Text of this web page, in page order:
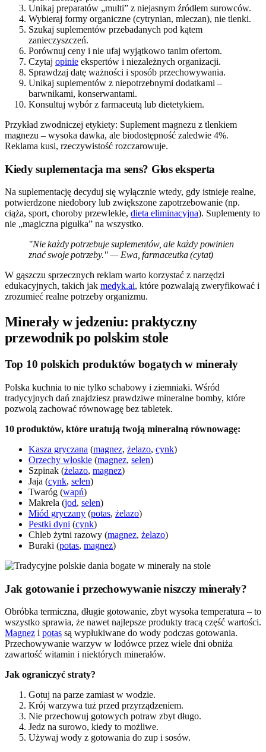
Unikaj preparatów „multi” z niejasnym źródłem surowców.
Wybieraj formy organiczne (cytrynian, mleczan), nie tlenki.
Szukaj suplementów przebadanych pod kątem
zanieczyszczeń.
Porównuj ceny i nie ufaj wyjątkowo tanim ofertom.
Czytaj opinie ekspertów i niezależnych organizacji.
Sprawdzaj datę ważności i sposób przechowywania.
Unikaj suplementów z niepotrzebnymi dodatkami –
barwnikami, konserwantami.
Konsultuj wybór z farmaceutą lub dietetykiem.
Przykład zwodniczej etykiety: Suplement magnezu z tlenkiem
magnezu – wysoka dawka, ale biodostępność zaledwie 4%.
Reklama kusi, rzeczywistość rozczarowuje.
Kiedy suplementacja ma sens? Głos eksperta
Na suplementację decyduj się wyłącznie wtedy, gdy istnieje realne,
potwierdzone niedobory lub zwiększone zapotrzebowanie (np.
ciąża, sport, choroby przewlekłe, dieta eliminacyjna). Suplementy to
nie „magiczna pigułka” na wszystko.
"Nie każdy potrzebuje suplementów, ale każdy powinien
znać swoje potrzeby." — Ewa, farmaceutka (cytat)
W gąszczu sprzecznych reklam warto korzystać z narzędzi
edukacyjnych, takich jak medyk.ai, które pozwalają zweryfikować i
zrozumieć realne potrzeby organizmu.
Minerały w jedzeniu: praktyczny
przewodnik po polskim stole
Top 10 polskich produktów bogatych w minerały
Polska kuchnia to nie tylko schabowy i ziemniaki. Wśród
tradycyjnych dań znajdziesz prawdziwe mineralne bomby, które
pozwolą zachować równowagę bez tabletek.
10 produktów, które uratują twoją mineralną równowagę:
Kasza gryczana (magnez, żelazo, cynk)
Orzechy włoskie (magnez, selen)
Szpinak (żelazo, magnez)
Jaja (cynk, selen)
Twaróg (wapń)
Makrela (jod, selen)
Miód gryczany (potas, żelazo)
Pestki dyni (cynk)
Chleb żytni razowy (magnez, żelazo)
Buraki (potas, magnez)
Jak gotowanie i przechowywanie niszczy minerały?
Obróbka termiczna, długie gotowanie, zbyt wysoka temperatura – to
wszystko sprawia, że nawet najlepsze produkty tracą część wartości.
Magnez i potas są wypłukiwane do wody podczas gotowania.
Przechowywanie warzyw w lodówce przez wiele dni obniża
zawartość witamin i niektórych minerałów.
Jak ograniczyć straty?
Gotuj na parze zamiast w wodzie.
Krój warzywa tuż przed przyrządzeniem.
Nie przechowuj gotowych potraw zbyt długo.
Jedz na surowo, kiedy to możliwe.
Używaj wody z gotowania do zup i sosów.